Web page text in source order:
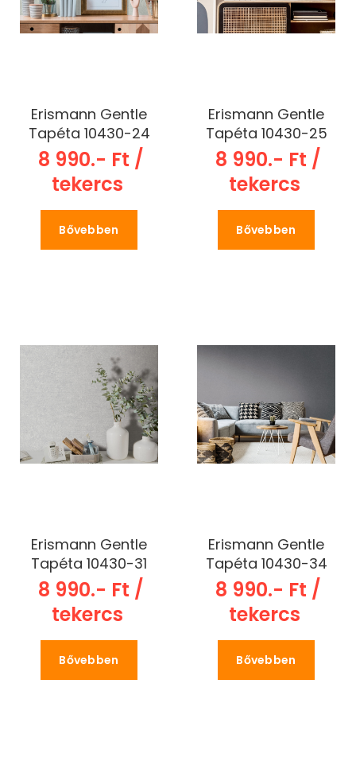
Erismann Gentle
Tapéta 10430-24
8 990.- Ft /
tekercs
Bővebben
Erismann Gentle
Tapéta 10430-25
8 990.- Ft /
tekercs
Bővebben
Erismann Gentle
Tapéta 10430-31
8 990.- Ft /
tekercs
Bővebben
Erismann Gentle
Tapéta 10430-34
8 990.- Ft /
tekercs
Bővebben